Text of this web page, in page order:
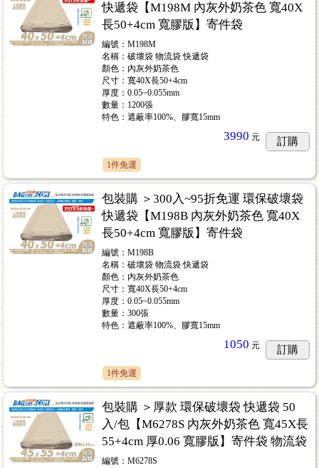
快遞袋【M198M 內灰外奶茶色 寬40X
長50+4cm 寬膠版】寄件袋
編號：M198M
名稱：破壞袋 物流袋 快遞袋
顏色：內灰外奶茶色
尺寸：寬40X長50+4cm
厚度：0.05~0.055mm
數量：1200張
特色：遮蔽率100%、膠寬15mm
3990 元 訂購
1件免運
包裝購 ＞300入~95折免運 環保破壞袋
快遞袋【M198B 內灰外奶茶色 寬40X
長50+4cm 寬膠版】寄件袋
編號：M198B
名稱：破壞袋 物流袋 快遞袋
顏色：內灰外奶茶色
尺寸：寬40X長50+4cm
厚度：0.05~0.055mm
數量：300張
特色：遮蔽率100%、膠寬15mm
1050 元 訂購
1件免運
包裝購 ＞厚款 環保破壞袋 快遞袋 50
入/包【M6278S 內灰外奶茶色 寬45X長
55+4cm 厚0.06 寬膠版】寄件袋 物流袋
編號：M6278S